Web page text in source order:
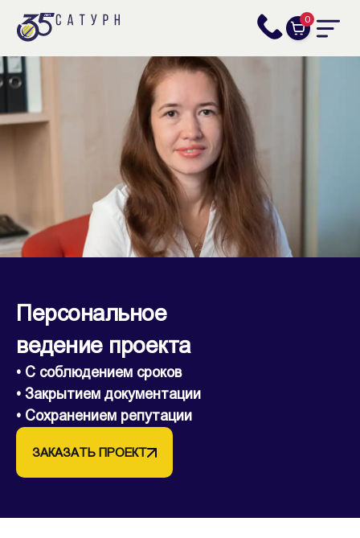
0
Персональное
ведение проекта
• С соблюдением сроков
• Закрытием документации
• Сохранением репутации
ЗАКАЗАТЬ ПРОЕКТ